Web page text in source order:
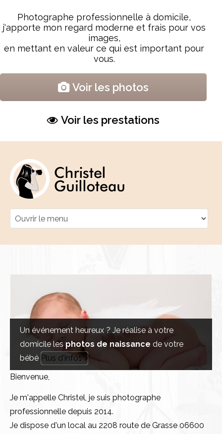
Photographe professionnelle à domicile,
j'apporte mon regard moderne et frais pour vos
images,
en mettant en valeur ce qui est important pour
vous.
Voir les photos
Voir les prestations
Un événement heureux ? Je réalise à votre
domicile les photos de naissance de votre
bébé Plus d'infos >
Bienvenue,
Je m'appelle Christel, je suis photographe
professionnelle depuis 2014.
Je dispose d'un local au 2208 route de Grasse 06600